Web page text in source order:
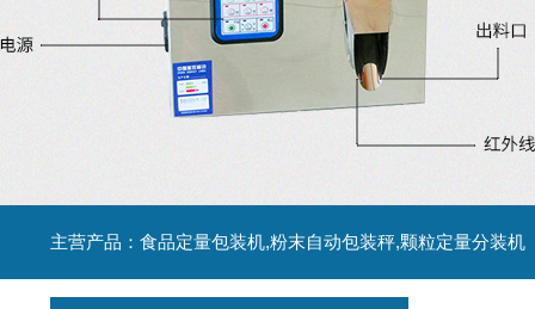
主营产品：食品定量包装机,粉末自动包装秤,颗粒定量分装机